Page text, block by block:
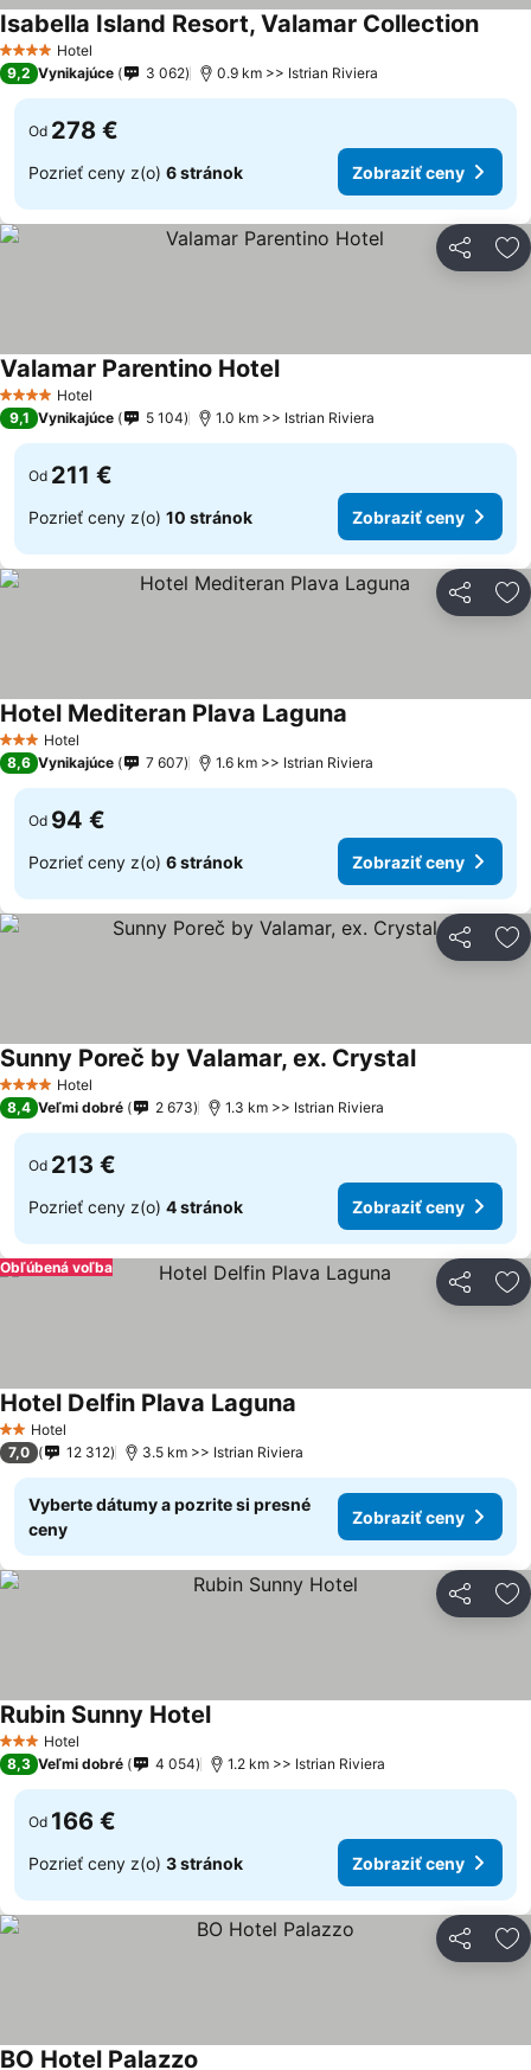
4 Počet hviezdičiek
Hotel
Isabella Island Resort, Valamar Collection
9,2 Vynikajúce 3 062 0.9 km >> Istrian Riviera
Od 278 €
Pozrieť ceny z(o) 6 stránok Zobraziť ceny
Zdieľať
4 Počet hviezdičiek
Hotel
Valamar Parentino Hotel
9,1 Vynikajúce 5 104 1.0 km >> Istrian Riviera
Od 211 €
Pozrieť ceny z(o) 10 stránok Zobraziť ceny
Zdieľať
3 Počet hviezdičiek
Hotel
Hotel Mediteran Plava Laguna
8,6 Vynikajúce 7 607 1.6 km >> Istrian Riviera
Od 94 €
Pozrieť ceny z(o) 6 stránok Zobraziť ceny
Zdieľať
4 Počet hviezdičiek
Hotel
Sunny Poreč by Valamar, ex. Crystal
8,4 Veľmi dobré 2 673 1.3 km >> Istrian Riviera
Od 213 €
Pozrieť ceny z(o) 4 stránok Zobraziť ceny
Zdieľať
Obľúbená voľba
2 Počet hviezdičiek
Hotel
Hotel Delfin Plava Laguna
7,0 12 312 3.5 km >> Istrian Riviera
Vyberte dátumy a pozrite si presné
ceny
Zobraziť ceny
Zdieľať
3 Počet hviezdičiek
Hotel
Rubin Sunny Hotel
8,3 Veľmi dobré 4 054 1.2 km >> Istrian Riviera
Od 166 €
Pozrieť ceny z(o) 3 stránok Zobraziť ceny
Zdieľať
BO Hotel Palazzo